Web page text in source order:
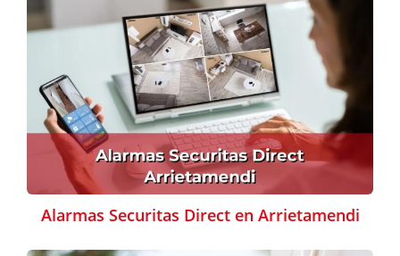
Alarmas Securitas Direct en Arrietamendi